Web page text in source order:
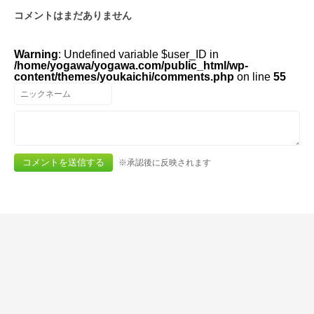
コメントはまだありません
Warning: Undefined variable $user_ID in
/home/yogawa/yogawa.com/public_html/wp-
content/themes/youkaichi/comments.php on line 55
※承認後に反映されます